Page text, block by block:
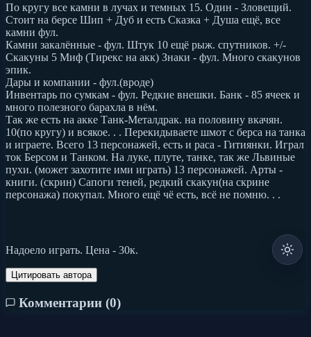
По кругу все камни в лучах и темных 15. Один - Зловещий.
Стоит на берсе Шип + Дуб и есть Сказка + Душа ещё, все
камни фул.
Камни закалённые - фул. Штук 10 ещё рыж. спутников. +/-
Скакуны 5 Миф (Тирекс на акк) Знаки - фул. Много скакунов
эпик.
Дары и компании - фул.(вроде)
Инвентарь по сумкам - фул. Редкие внешки. Банк - 85 ячеек и
много полезного барахла в нём.
Так же есть на акке Танк-Металдрак. на половину вкачян.
10(по кругу) и всякое. . . Перекидываете шмот с берса на танка
и играете. Всего 13 персонажей, есть и раса - Гитиянки. Играл
ток Берсом и Танком. На луке, плуте, танке, так же Львиные
пухи. (может захотите ими играть) 13 персонажей. Арты -
книги. (скрин) Сапоги теней, редкий скакун(на скрине
персонажа) покупал. Много ещё чё есть, всё не помню. . .
Надоело играть. Цена - 30к.
Цитировать автора
Комментарии (0)